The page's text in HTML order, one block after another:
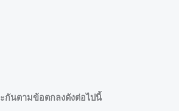
กันตามข้อตกลงดังต่อไปนี้